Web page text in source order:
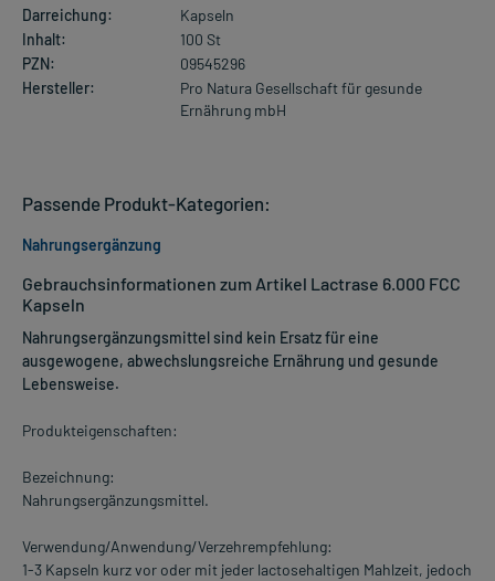
Darreichung:
Kapseln
Inhalt:
100 St
PZN:
09545296
Hersteller:
Pro Natura Gesellschaft für gesunde
Ernährung mbH
Gebrauchsinformationen zum Artikel Lactrase 6.000 FCC
Kapseln
Nahrungsergänzungsmittel sind kein Ersatz für eine
ausgewogene, abwechslungsreiche Ernährung und gesunde
Lebensweise.
Produkteigenschaften:
Bezeichnung:
Nahrungsergänzungsmittel.
Verwendung/Anwendung/Verzehrempfehlung:
1-3 Kapseln kurz vor oder mit jeder lactosehaltigen Mahlzeit, jedoch
Passende Produkt-Kategorien:
Nahrungsergänzung